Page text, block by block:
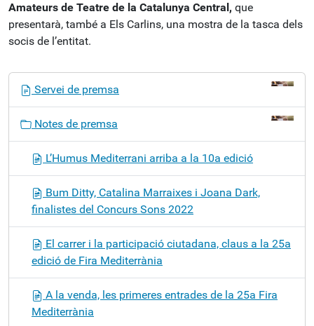
Amateurs de Teatre de la Catalunya Central, que
presentarà, també a Els Carlins, una mostra de la tasca dels
socis de l’entitat.
Servei de premsa
Notes de premsa
L’Humus Mediterrani arriba a la 10a edició
Bum Ditty, Catalina Marraixes i Joana Dark,
finalistes del Concurs Sons 2022
El carrer i la participació ciutadana, claus a la 25a
edició de Fira Mediterrània
A la venda, les primeres entrades de la 25a Fira
Mediterrània